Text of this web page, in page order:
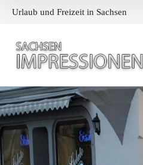
Urlaub und Freizeit in Sachsen